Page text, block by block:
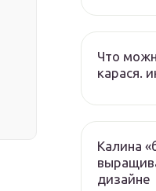
Что
карася.
Калина
дизайне